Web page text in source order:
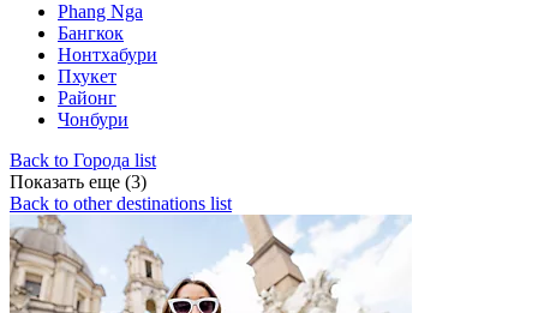
Phang Nga
Бангкок
Нонтхабури
Пхукет
Районг
Чонбури
Back to Города list
Показать еще (3)
Back to other destinations list